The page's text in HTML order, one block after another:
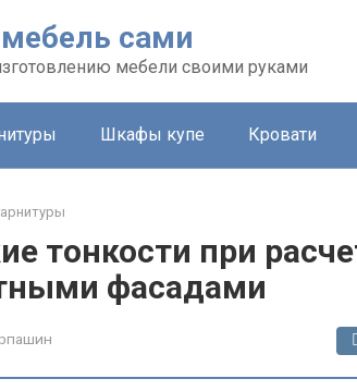
сами
мебели своими руками
Шкафы купе Кровати
тонкости при
фасадами